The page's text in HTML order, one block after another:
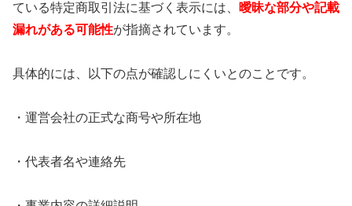
ている特定商取引法に基づく表示には、
曖昧な部分や記載
漏れがある可能性が指摘されています。
具体的には、以下の点が確認しにくいとのことです。
・運営会社の正式な商号や所在地
・代表者名や連絡先